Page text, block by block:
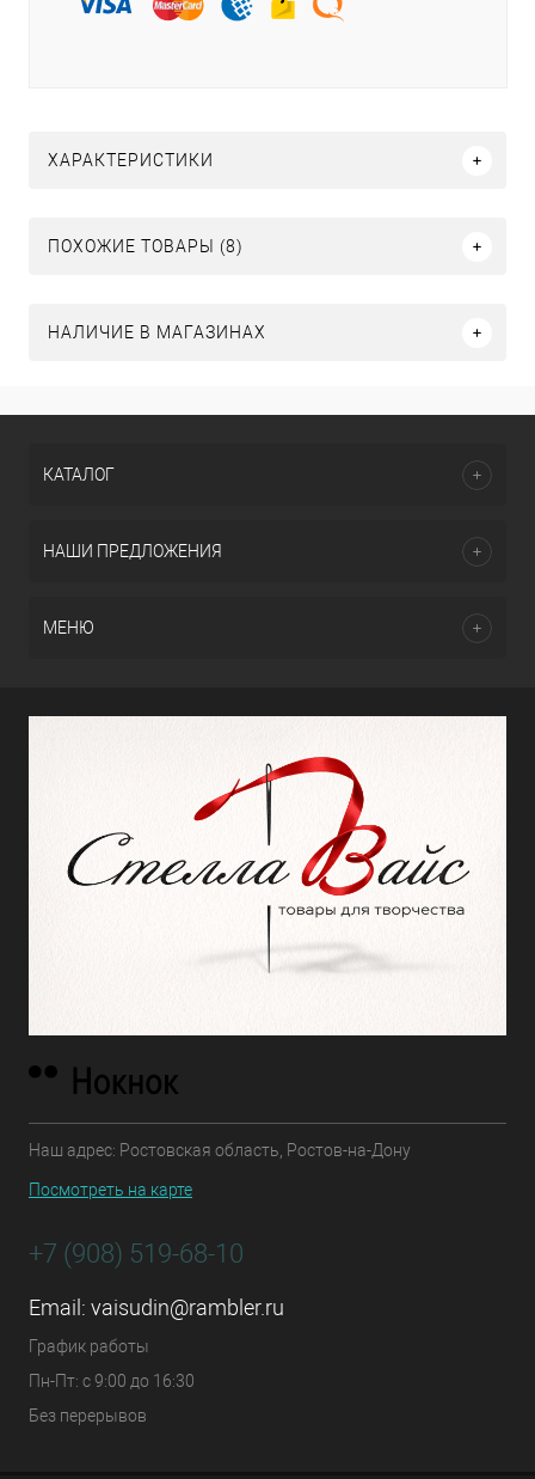
ХАРАКТЕРИСТИКИ
ПОХОЖИЕ ТОВАРЫ (8)
НАЛИЧИЕ В МАГАЗИНАХ
КАТАЛОГ
НАШИ ПРЕДЛОЖЕНИЯ
МЕНЮ
Наш адрес: Ростовская область, Ростов-на-Дону
Посмотреть на карте
+7 (908) 519-68-10
Email: vaisudin@rambler.ru
График работы
Пн-Пт: с 9:00 до 16:30
Без перерывов